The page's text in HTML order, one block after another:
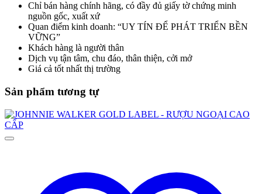
Chỉ bán hàng chính hãng, có đầy đủ giấy tờ chứng minh
nguồn gốc, xuất xứ
Quan điểm kinh doanh: “UY TÍN ĐỂ PHÁT TRIỂN BỀN
VỮNG”
Khách hàng là người thân
Dịch vụ tận tâm, chu đáo, thân thiện, cởi mở
Giá cả tốt nhất thị trường
Sản phẩm tương tự